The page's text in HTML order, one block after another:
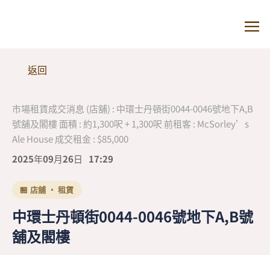
返回
市場租賃成交消息 (店舖) : 中環士丹頓街0044-0046號地下A,B
號舖及閣樓 面積 : 約1,300呎 + 1,300呎 前租客 : McSorley’s
Ale House 成交租金 : $85,000
2025年09月26日
17:29
🏪 店舖 · 租賃
中環士丹頓街0044-0046號地下A,B號
舖及閣樓